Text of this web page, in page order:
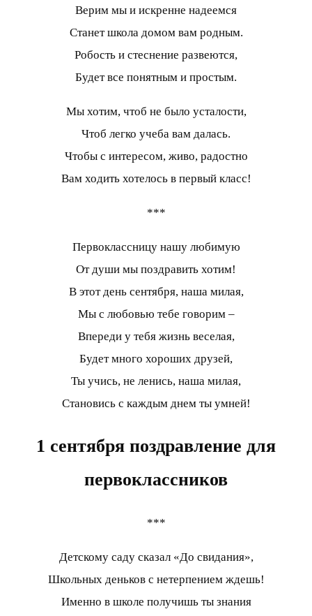
Верим мы и искренне надеемся
Станет школа домом вам родным.
Робость и стеснение развеются,
Будет все понятным и простым.
Мы хотим, чтоб не было усталости,
Чтоб легко учеба вам далась.
Чтобы с интересом, живо, радостно
Вам ходить хотелось в первый класс!
***
Первоклассницу нашу любимую
От души мы поздравить хотим!
В этот день сентября, наша милая,
Мы с любовью тебе говорим –
Впереди у тебя жизнь веселая,
Будет много хороших друзей,
Ты учись, не ленись, наша милая,
Становись с каждым днем ты умней!
1 сентября поздравление для
первоклассников
***
Детскому саду сказал «До свидания»,
Школьных деньков с нетерпением ждешь!
Именно в школе получишь ты знания